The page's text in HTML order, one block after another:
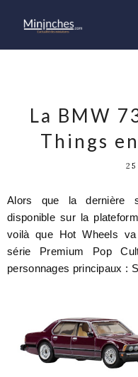
La BMW
Things
Alors que la dernière
disponible sur la
voilà que Hot Wheels
série Premium Pop
personnages principaux :